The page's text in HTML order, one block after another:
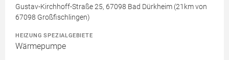
Gustav-Kirchhoff-Straße 25, 67098 Bad Dürkheim (21km von
67098 Großfischlingen)
HEIZUNG SPEZIALGEBIETE
Wärmepumpe